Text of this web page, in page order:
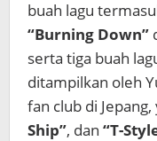
buah lagu
“Burning Down”
serta tiga buah
ditampilkan oleh
fan club di Jepang,
Ship”, dan “T-